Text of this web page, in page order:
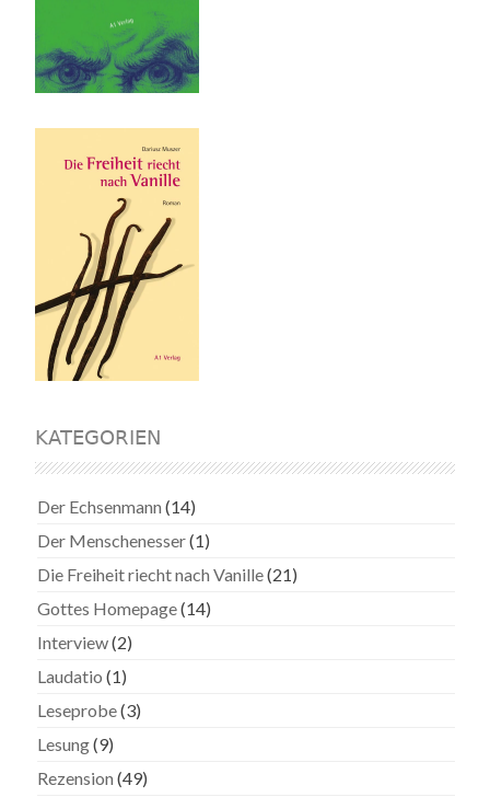
KATEGORIEN
Der Echsenmann (14)
Der Menschenesser(1)
Die Freiheit riecht nach Vanille(21)
Gottes Homepage(14)
Interview(2)
Laudatio (1)
Leseprobe(3)
Lesung(9)
Rezension (49)